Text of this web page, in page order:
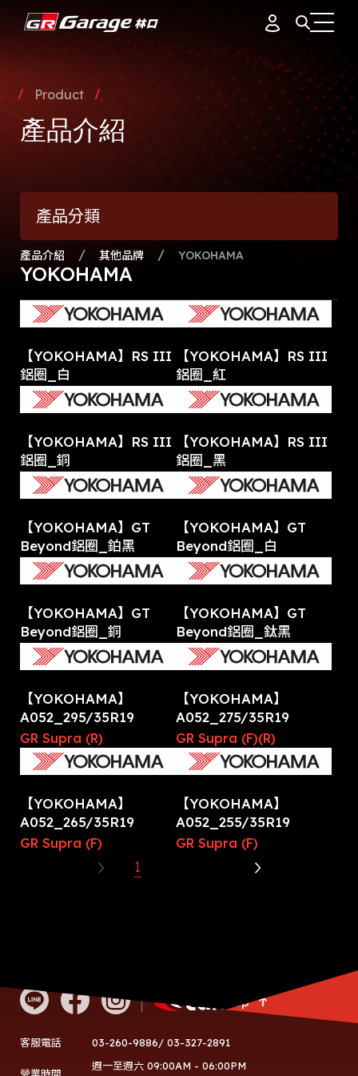
據點簡介
品牌故事
專業團隊
會員制度
最新消息
會員資料
訂單紀錄
通知中心
登出
Product
產品介紹
產品分類
產品介紹 其他品牌 YOKOHAMA
YOKOHAMA
【YOKOHAMA】RS III
鋁圈_白
【YOKOHAMA】RS III
鋁圈_紅
【YOKOHAMA】RS III
鋁圈_銅
【YOKOHAMA】RS III
鋁圈_黑
【YOKOHAMA】GT
Beyond鋁圈_鉑黑
【YOKOHAMA】GT
Beyond鋁圈_白
【YOKOHAMA】GT
Beyond鋁圈_銅
【YOKOHAMA】GT
Beyond鋁圈_鈦黑
【YOKOHAMA】
A052_295/35R19
GR Supra (R)
【YOKOHAMA】
A052_275/35R19
GR Supra (F)(R)
【YOKOHAMA】
A052_265/35R19
GR Supra (F)
【YOKOHAMA】
A052_255/35R19
GR Supra (F)
1
客服電話 03-260-9886/ 03-327-2891
營業時間
週一至週六 09:00AM - 06:00PM
Go Top